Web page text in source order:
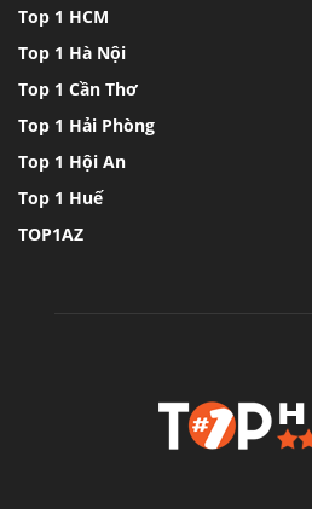
Top 1 HCM
Top 1 Hà Nội
Top 1 Cần Thơ
Top 1 Hải Phòng
Top 1 Hội An
Top 1 Huế
TOP1AZ